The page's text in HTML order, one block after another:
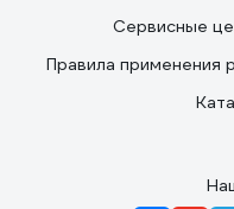
Сервисные
Правила применения